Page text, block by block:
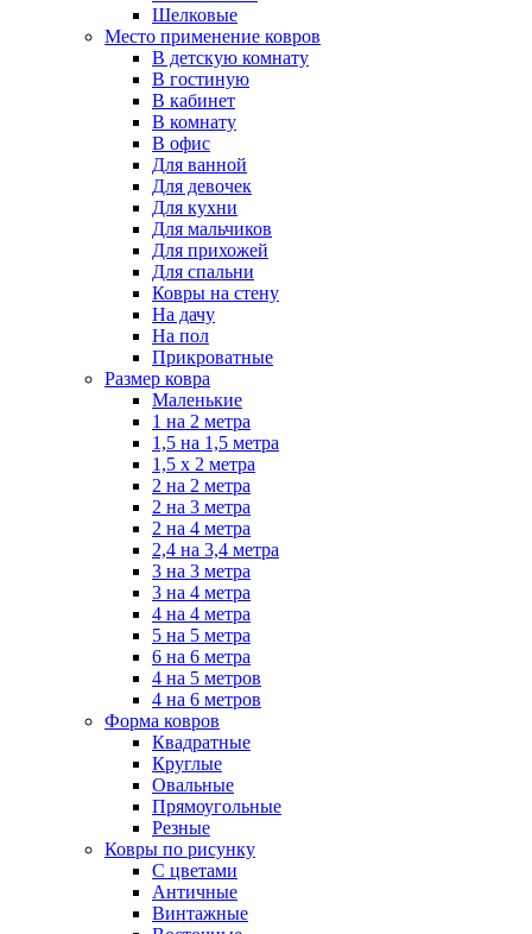
Шелковые
Место применение ковров
В детскую комнату
В гостиную
В кабинет
В комнату
В офис
Для ванной
Для девочек
Для кухни
Для мальчиков
Для прихожей
Для спальни
Ковры на стену
На дачу
На пол
Прикроватные
Размер ковра
Маленькие
1 на 2 метра
1,5 на 1,5 метра
1,5 х 2 метра
2 на 2 метра
2 на 3 метра
2 на 4 метра
2,4 на 3,4 метра
3 на 3 метра
3 на 4 метра
4 на 4 метра
5 на 5 метра
6 на 6 метра
4 на 5 метров
4 на 6 метров
Форма ковров
Квадратные
Круглые
Овальные
Прямоугольные
Резные
Ковры по рисунку
C цветами
Античные
Винтажные